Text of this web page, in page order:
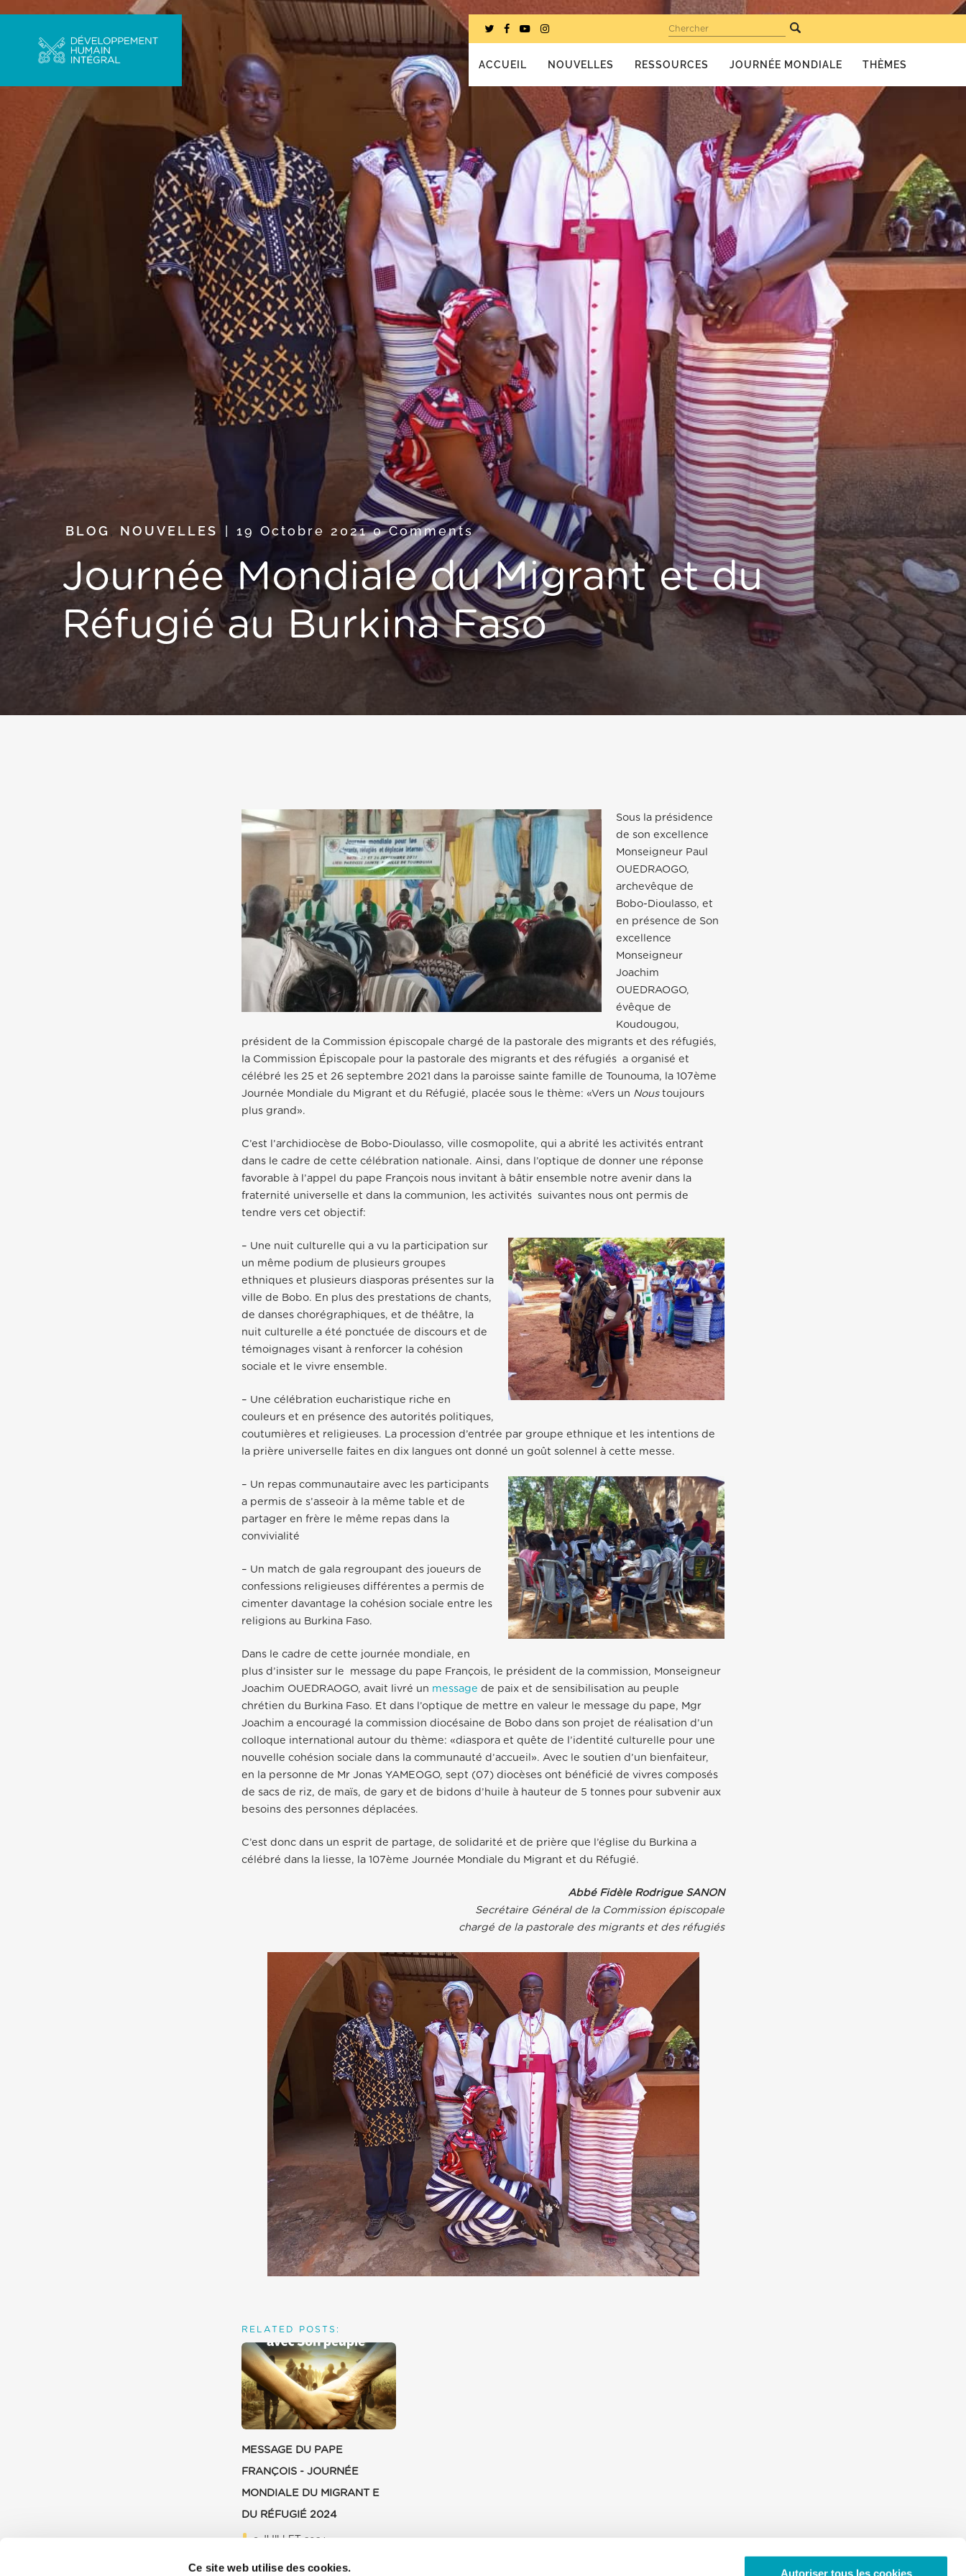
Ce site web utilise des cookies. Autoriser tous les cookies
Chercher
ACCUEIL NOUVELLES RESSOURCES JOURNÉE MONDIALE THÈMES
BLOG , NOUVELLES 19 Octobre 20210 Comments
Journée Mondiale du Migrant et du
Réfugié au Burkina Faso
Sous la présidence
de son excellence
Monseigneur Paul
OUEDRAOGO,
archevêque de
Bobo-Dioulasso, et
en présence de Son
excellence
Monseigneur
Joachim
OUEDRAOGO,
évêque de
Koudougou,
président de la Commission épiscopale chargé de la pastorale des migrants et des réfugiés,
la Commission Épiscopale pour la pastorale des migrants et des réfugiés a organisé et
célébré les 25 et 26 septembre 2021 dans la paroisse sainte famille de Tounouma, la 107ème
Journée Mondiale du Migrant et du Réfugié, placée sous le thème: «Vers un Noustoujours
plus grand».
C’est l’archidiocèse de Bobo-Dioulasso, ville cosmopolite, qui a abrité les activités entrant
dans le cadre de cette célébration nationale. Ainsi, dans l’optique de donner une réponse
favorable à l’appel du pape François nous invitant à bâtir ensemble notre avenir dans la
fraternité universelle et dans la communion, les activités suivantes nous ont permis de
tendre vers cet objectif:
– Une nuit culturelle qui a vu la participation sur
un même podium de plusieurs groupes
ethniques et plusieurs diasporas présentes sur la
ville de Bobo. En plus des prestations de chants,
de danses chorégraphiques, et de théâtre, la
nuit culturelle a été ponctuée de discours et de
témoignages visant à renforcer la cohésion
sociale et le vivre ensemble.
– Une célébration eucharistique riche en
couleurs et en présence des autorités politiques,
coutumières et religieuses. La procession d’entrée par groupe ethnique et les intentions de
la prière universelle faites en dix langues ont donné un goût solennel à cette messe.
– Un repas communautaire avec les participants
a permis de s’asseoir à la même table et de
partager en frère le même repas dans la
convivialité
– Un match de gala regroupant des joueurs de
confessions religieuses différentes a permis de
cimenter davantage la cohésion sociale entre les
religions au Burkina Faso.
Dans le cadre de cette journée mondiale, en
plus d’insister sur le message du pape François, le président de la commission, Monseigneur
Joachim OUEDRAOGO, avait livré un message de paix et de sensibilisation au peuple
chrétien du Burkina Faso. Et dans l’optique de mettre en valeur le message du pape, Mgr
Joachim a encouragé la commission diocésaine de Bobo dans son projet de réalisation d’un
colloque international autour du thème: «diaspora et quête de l’identité culturelle pour une
nouvelle cohésion sociale dans la communauté d’accueil». Avec le soutien d’un bienfaiteur,
en la personne de Mr Jonas YAMEOGO, sept (07) diocèses ont bénéficié de vivres composés
de sacs de riz, de maïs, de gary et de bidons d’huile à hauteur de 5 tonnes pour subvenir aux
besoins des personnes déplacées.
C’est donc dans un esprit de partage, de solidarité et de prière que l’église du Burkina a
célébré dans la liesse, la 107ème Journée Mondiale du Migrant et du Réfugié.
Abbé Fidèle Rodrigue SANON
Secrétaire Général de la Commission épiscopale
chargé de la pastorale des migrants et des réfugiés
RELATED POSTS:
MESSAGE DU PAPE
FRANÇOIS - JOURNÉE
MONDIALE DU MIGRANT E
DU RÉFUGIÉ 2024
9 JUILLET 2024